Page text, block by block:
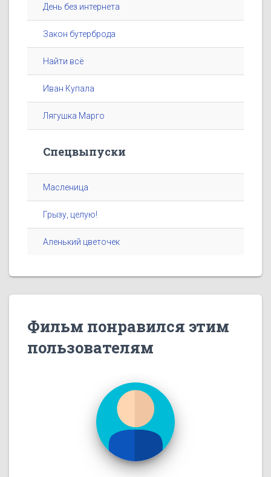
День без интернета
Закон бутерброда
Найти всё
Иван Купала
Лягушка Марго
Спецвыпуски
Масленица
Грызу, целую!
Аленький цветочек
Фильм понравился этим
пользователям